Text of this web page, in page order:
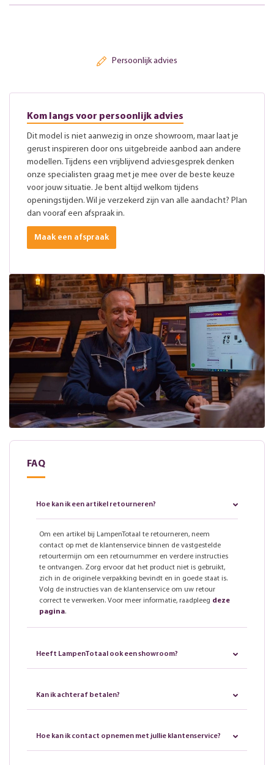
Persoonlijk advies
Kom langs voor persoonlijk advies
Dit model is niet aanwezig in onze showroom, maar laat je
gerust inspireren door ons uitgebreide aanbod aan andere
modellen. Tijdens een vrijblijvend adviesgesprek denken
onze specialisten graag met je mee over de beste keuze
voor jouw situatie. Je bent altijd welkom tijdens
openingstijden. Wil je verzekerd zijn van alle aandacht? Plan
dan vooraf een afspraak in.
Maak een afspraak
FAQ
Hoe kan ik een artikel retourneren?
Om een artikel bij LampenTotaal te retourneren, neem
contact op met de klantenservice binnen de vastgestelde
retourtermijn om een retournummer en verdere instructies
te ontvangen. Zorg ervoor dat het product niet is gebruikt,
zich in de originele verpakking bevindt en in goede staat is.
Volg de instructies van de klantenservice om uw retour
correct te verwerken. Voor meer informatie, raadpleeg deze
pagina.
Heeft LampenTotaal ook een showroom?
Kan ik achteraf betalen?
Hoe kan ik contact opnemen met jullie klantenservice?